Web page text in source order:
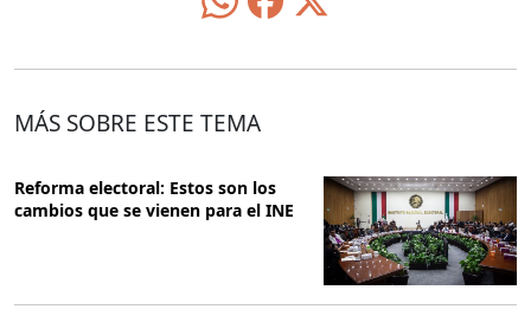
MÁS SOBRE ESTE TEMA
Reforma electoral: Estos son los
cambios que se vienen para el INE